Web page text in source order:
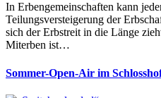
In Erbengemeinschaften kann
Teilungsversteigerung der
sich der Erbstreit in die Länge
Miterben ist…
Sommer-Open-Air im